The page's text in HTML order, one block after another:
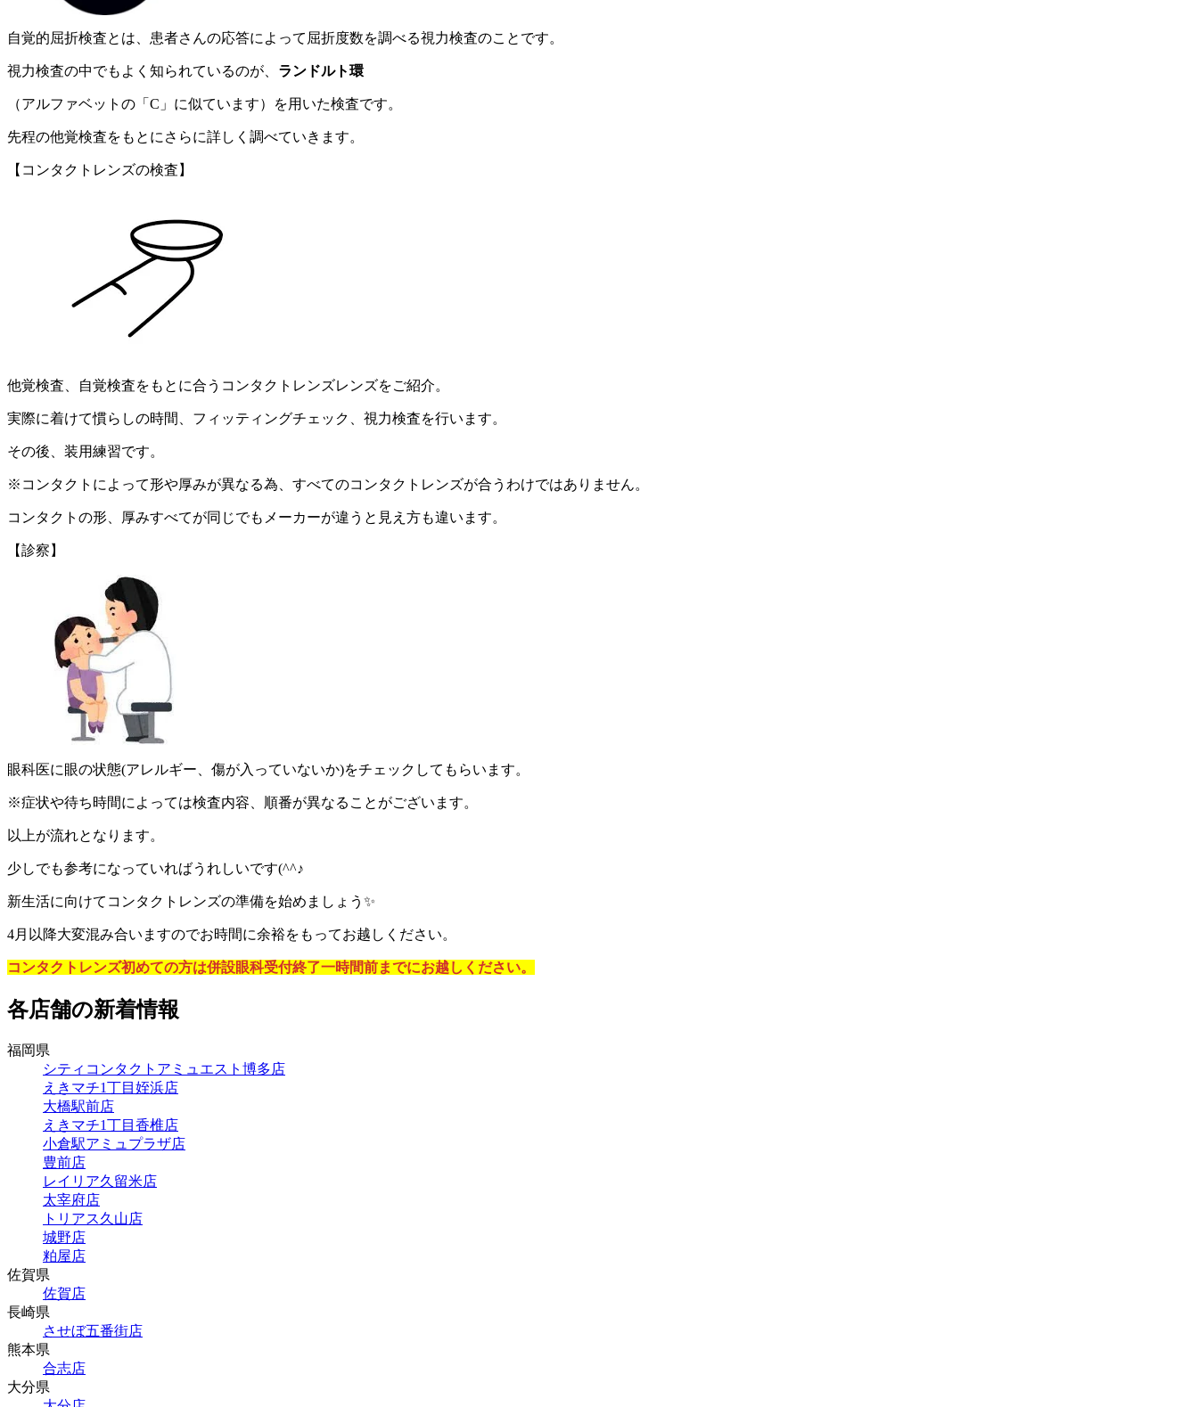
自覚的屈折検査とは、患者さんの応答によって屈折度数を調べる視力検査のことです。
視力検査の中でもよく知られているのが、 ランドルト環
（アルファベットの「C」に似ています）を用いた検査です。
先程の他覚検査をもとにさらに詳しく調べていきます。
【コンタクトレンズの検査】
他覚検査、自覚検査をもとに合うコンタクトレンズレンズをご紹介。
実際に着けて慣らしの時間、フィッティングチェック、視力検査を行います。
その後、装用練習です。
※コンタクトによって形や厚みが異なる為、すべてのコンタクトレンズが合うわけではありません。
コンタクトの形、厚みすべてが同じでもメーカーが違うと見え方も違います。
【診察】
眼科医に眼の状態(アレルギー、傷が入っていないか)をチェックしてもらいます。
※症状や待ち時間によっては検査内容、順番が異なることがございます。
以上が流れとなります。
少しでも参考になっていればうれしいです(^^♪
新生活に向けてコンタクトレンズの準備を始めましょう✨
4月以降大変混み合いますのでお時間に余裕をもってお越しください。
コンタクトレンズ初めての方は併設眼科受付終了一時間前までにお越しください。
各店舗の新着情報
福岡県
シティコンタクトアミュエスト博多店
えきマチ1丁目姪浜店
大橋駅前店
えきマチ1丁目香椎店
小倉駅アミュプラザ店
豊前店
レイリア久留米店
太宰府店
トリアス久山店
城野店
粕屋店
佐賀県
佐賀店
長崎県
させぼ五番街店
熊本県
合志店
大分県